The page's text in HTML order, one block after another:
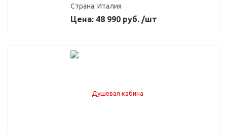
Страна: Италия
Цена: 48 990 руб. /шт